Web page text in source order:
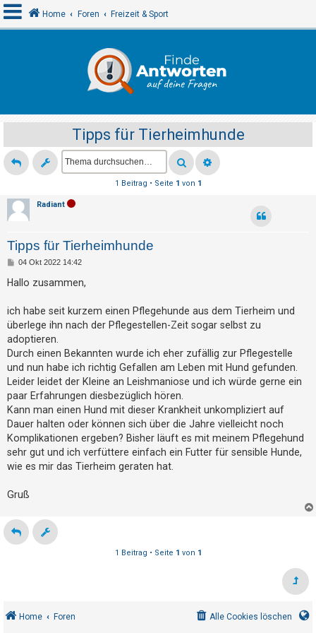
e
l
d
e
R
e
g
i
s
t
r
i
e
r
e
n
U
n
e
a
o
Home Foren Freizeit & Sport
Tipps für Tierheimhunde
1 Beitrag • Seite 1 von 1
Radiant
Tipps für Tierheimhunde
B
i
t
a
g
04 Okt 2022 14:42
Hallo zusammen,
ich habe seit kurzem einen Pflegehunde aus dem Tierheim und
überlege ihn nach der Pflegestellen-Zeit sogar selbst zu
adoptieren.
Durch einen Bekannten wurde ich eher zufällig zur Pflegestelle
und nun habe ich richtig Gefallen am Leben mit Hund gefunden.
Leider leidet der Kleine an Leishmaniose und ich würde gerne ein
paar Erfahrungen diesbezüglich hören.
Kann man einen Hund mit dieser Krankheit unkompliziert auf
Dauer halten oder können sich über die Jahre vielleicht noch
Komplikationen ergeben? Bisher läuft es mit meinem Pflegehund
sehr gut und ich verfüttere einfach ein Futter für sensible Hunde,
wie es mir das Tierheim geraten hat.
Gruß
1 Beitrag • Seite 1 von 1
Home Foren Alle Cookies löschen